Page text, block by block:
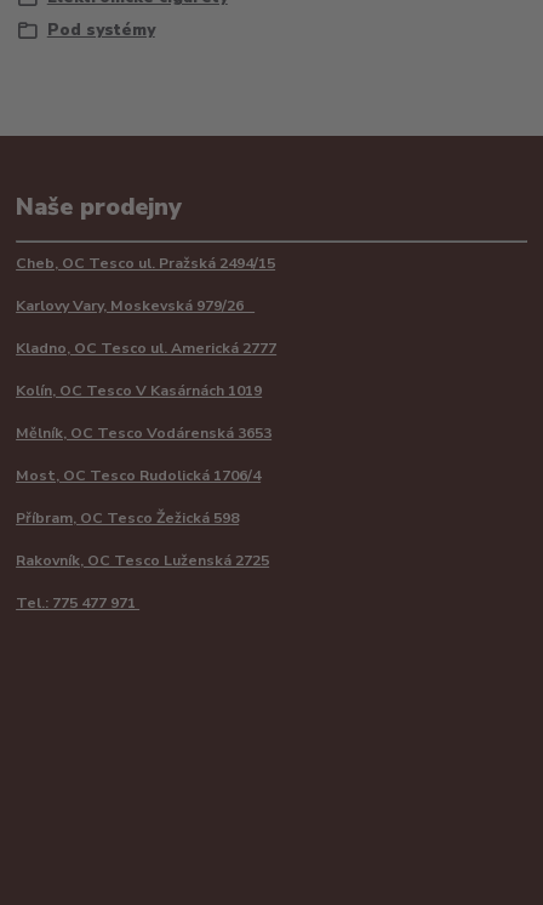
Pod systémy
Naše prodejny
Cheb, OC Tesco ul. Pražská 2494/15
Karlovy Vary, Moskevská 979/26
Kladno, OC Tesco ul. Americká 2777
Kolín, OC Tesco V Kasárnách 1019
Mělník, OC Tesco Vodárenská 3653
Most, OC Tesco Rudolická 1706/4
Příbram, OC Tesco Žežická 598
Rakovník, OC Tesco Luženská 2725
Tel.: 775 477 971